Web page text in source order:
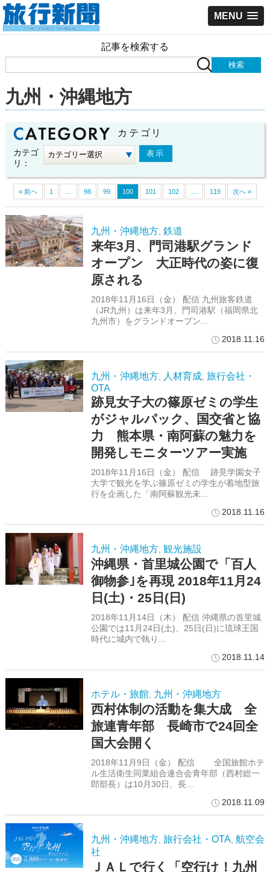
MENU
記事を検索する
九州・沖縄地方
カテゴリ
カテゴ
リ：
« 前へ 1 98 99 100 101 102 119 次へ »
九州・沖縄地方, 鉄道
来年3月、門司港駅グランド
オープン 大正時代の姿に復
原される
2018年11月16日（金） 配信 九州旅客鉄道
（JR九州）は来年3月、門司港駅（福岡県北
九州市）をグランドオープン...
2018.11.16
九州・沖縄地方, 人材育成, 旅行会社・
OTA
跡見女子大の篠原ゼミの学生
がジャルパック、国交省と協
力 熊本県・南阿蘇の魅力を
開発しモニターツアー実施
2018年11月16日（金） 配信 跡見学園女子
大学で観光を学ぶ篠原ゼミの学生が着地型旅
行を企画した「南阿蘇観光未...
2018.11.16
九州・沖縄地方, 観光施設
沖縄県・首里城公園で「百人
御物参｣を再現 2018年11月24
日(土)・25日(日)
2018年11月14日（木） 配信 沖縄県の首里城
公園では11月24日(土)、25日(日)に琉球王国
時代に城内で執り...
2018.11.14
ホテル・旅館, 九州・沖縄地方
西村体制の活動を集大成 全
旅連青年部 長崎市で24回全
国大会開く
2018年11月9日（金） 配信 全国旅館ホテ
ル生活衛生同業組合連合会青年部（西村総一
郎部長）は10月30日、長...
2018.11.09
九州・沖縄地方, 旅行会社・OTA, 航空会
社
ＪＡＬで行く「空行け！九州